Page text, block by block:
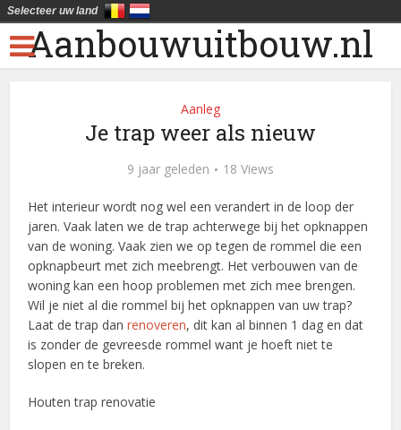
Aanbouwuitbouw.nl
Aanleg
Je trap weer als nieuw
9 jaar geleden 18 Views
Het interieur wordt nog wel een verandert in de loop der
jaren. Vaak laten we de trap achterwege bij het opknappen
van de woning. Vaak zien we op tegen de rommel die een
opknapbeurt met zich meebrengt. Het verbouwen van de
woning kan een hoop problemen met zich mee brengen.
Wil je niet al die rommel bij het opknappen van uw trap?
Laat de trap danrenoveren, dit kan al binnen 1 dag en dat
is zonder de gevreesde rommel want je hoeft niet te
slopen en te breken.
Houten trap renovatie
Selecteer uw land